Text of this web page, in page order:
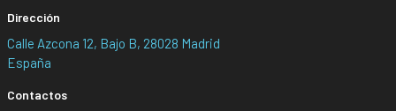
Dirección
Calle Azcona 12, Bajo B, 28028 Madrid
España
Contactos